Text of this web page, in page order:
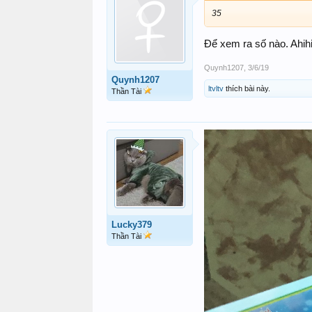
Quynh1207
Thần Tài
35
Để xem ra số nào. Ahihi
Quynh1207 3/6/19
ltvltv thích bài này.
Lucky379
Thần Tài